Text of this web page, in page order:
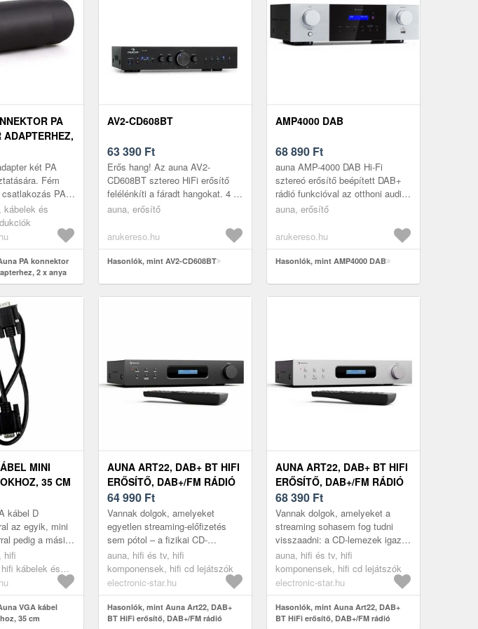
PA
ADAPTERHEZ,
két PA
Fém
PA
házKét PA
kábelek és
PA konnektor
2 x anya
AV2-CD608BT
63 390 Ft
Erős hang! Az auna AV2-
CD608BT sztereo HiFi erősítő
felélénkíti a fáradt hangokat. 4 x
100 W kimeneti RMS
megkülönbözte...
auna, erősítő
arukereso.hu
Hasonlók, mint AV2-CD608BT
AMP4000 DAB
68 890 Ft
auna AMP-4000 DAB Hi-Fi
sztereó erősítő beépített DAB+
rádió funkcióval az otthoni audio
rendszerhez. 4 hangszóró zóna a
auna, erősítő
arukereso.hu
Hasonlók, mint AMP4000 DAB
MINI
35 CM
kábel D
az egyik, mini
pedig a másik
cm.
hifi
kábelek és
VGA kábel
35 cm
AUNA ART22, DAB+ BT HIFI
ERŐSÍTŐ, DAB+/FM RÁDIÓ
ERŐSÍTŐ
64 990 Ft
Vannak dolgok, amelyeket
egyetlen streaming-előfizetés
sem pótol – a fizikai CD-
gyűjtemény hangzásvilága ezek
közé tartozik. Az auna Art22
Amplifie...
auna, hifi és tv, hifi
komponensek, hifi cd lejátszók
electronic-star.hu
Hasonlók, mint Auna Art22, DAB+
BT HiFi erősítő, DAB+/FM rádió
AUNA ART22, DAB+ BT HIFI
ERŐSÍTŐ, DAB+/FM RÁDIÓ
ERŐSÍTŐ
68 390 Ft
Vannak dolgok, amelyeket a
streaming sohasem fog tudni
visszaadni: a CD-lemezek igazi,
telt hangzása. Az auna Art22
Amplifier DAB+ 2x100W BT
fehér/...
auna, hifi és tv, hifi
komponensek, hifi cd lejátszók
electronic-star.hu
Hasonlók, mint Auna Art22, DAB+
BT HiFi erősítő, DAB+/FM rádió